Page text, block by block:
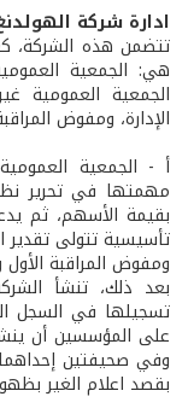
ادارة شركة
تتضمن هذه الشركة،
الإدارة، ومفوض
أ­ - الجمعية
مهمتها في تحرير
بقيمة الأسهم، ثم
تأسيسية تتولى تقدير
ومفوض المراقبة
بعد ذلك، تنشأ
تسجيلها في السجل
على المؤسسين أن
بقصد اعلام الغير